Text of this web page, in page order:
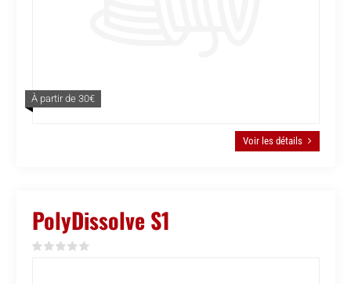
À partir de 30€
Voir les détails
PolyDissolve S1